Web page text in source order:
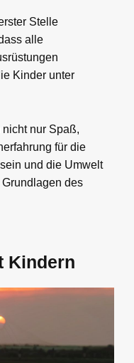
Stelle
alle
Kinder unter
nur Spaß,
für die
und die Umwelt
des
Kindern